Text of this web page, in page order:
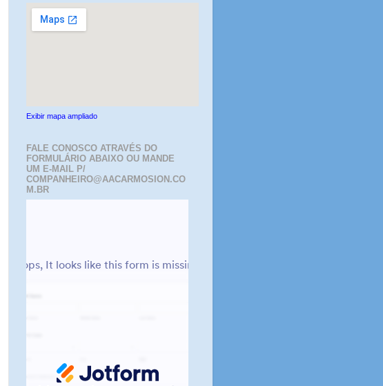
Exibir mapa ampliado
FALE CONOSCO ATRAVÉS DO
FORMULÁRIO ABAIXO OU MANDE
UM E-MAIL P/
COMPANHEIRO@AACARMOSION.CO
M.BR